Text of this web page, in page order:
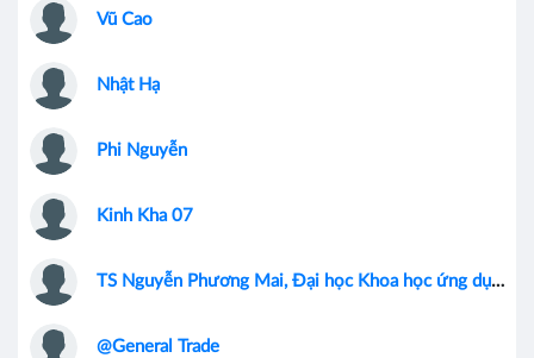
Vũ Cao
Nhật Hạ
Phi Nguyễn
Kinh Kha 07
TS Nguyễn Phương Mai, Đại học Khoa học ứng dụng Amsterdam, Hà Lan
@General Trade